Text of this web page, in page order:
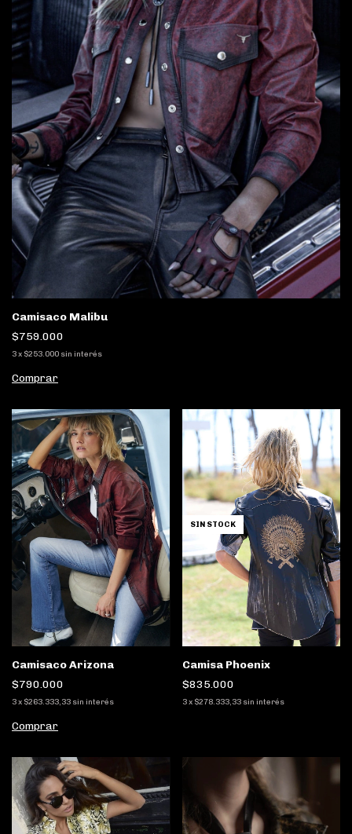
Camisaco Malibu
$759.000
3x $253.000 sin interés
Comprar
Camisaco Arizona
$790.000
3x $263.333,33 sin interés
Comprar
SIN STOCK
Camisa Phoenix
$835.000
3 x $278.333,33 sin interés